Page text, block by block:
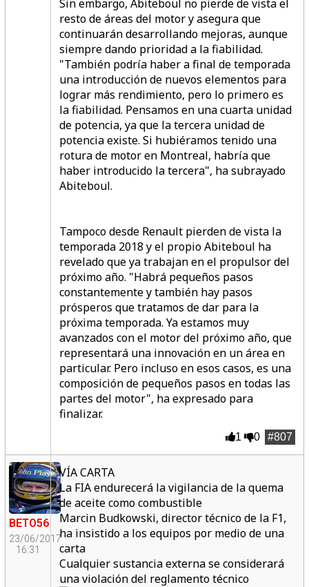
Sin embargo, Abiteboul no pierde de vista el
resto de áreas del motor y asegura que
continuarán desarrollando mejoras, aunque
siempre dando prioridad a la fiabilidad.
"También podría haber a final de temporada
una introducción de nuevos elementos para
lograr más rendimiento, pero lo primero es
la fiabilidad. Pensamos en una cuarta unidad
de potencia, ya que la tercera unidad de
potencia existe. Si hubiéramos tenido una
rotura de motor en Montreal, habría que
haber introducido la tercera", ha subrayado
Abiteboul.
Tampoco desde Renault pierden de vista la
temporada 2018 y el propio Abiteboul ha
revelado que ya trabajan en el propulsor del
próximo año. "Habrá pequeños pasos
constantemente y también hay pasos
prósperos que tratamos de dar para la
próxima temporada. Ya estamos muy
avanzados con el motor del próximo año, que
representará una innovación en un área en
particular. Pero incluso en esos casos, es una
composición de pequeños pasos en todas las
partes del motor", ha expresado para
finalizar.
#807
1 0
BETO56
23/06/2017
16:31
VÍA CARTA
La FIA endurecerá la vigilancia de la quema
de aceite como combustible
Marcin Budkowski, director técnico de la F1,
ha insistido a los equipos por medio de una
carta
Cualquier sustancia externa se considerará
una violación del reglamento técnico